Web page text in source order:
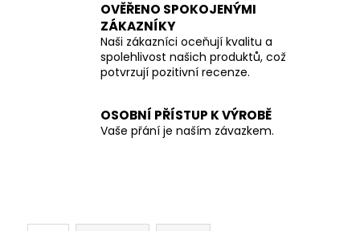
OVĚŘENO SPOKOJENÝMI
ZÁKAZNÍKY
Naši zákazníci oceňují kvalitu a
spolehlivost našich produktů, což
potvrzují pozitivní recenze.
OSOBNÍ PŘÍSTUP K VÝROBĚ
Vaše přání je naším závazkem.